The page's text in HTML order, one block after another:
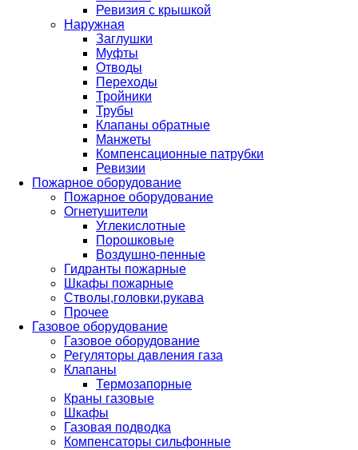
Ревизия с крышкой
Наружная
Заглушки
Муфты
Отводы
Переходы
Тройники
Трубы
Клапаны обратные
Манжеты
Компенсационные патрубки
Ревизии
Пожарное оборудование
Пожарное оборудование
Огнетушители
Углекислотные
Порошковые
Воздушно-пенные
Гидранты пожарные
Шкафы пожарные
Стволы,головки,рукава
Прочее
Газовое оборудование
Газовое оборудование
Регуляторы давления газа
Клапаны
Термозапорные
Краны газовые
Шкафы
Газовая подводка
Компенсаторы сильфонные